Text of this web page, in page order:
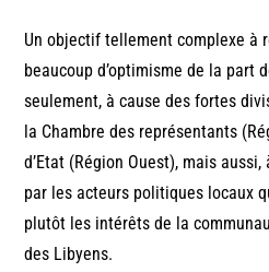
Un objectif tellement complexe à
beaucoup d’optimisme de la part
seulement, à cause des fortes
la Chambre des représentants
d’Etat (Région Ouest), mais
par les acteurs politiques locaux
plutôt les intérêts de la
des Libyens.